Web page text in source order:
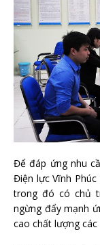
Để đáp ứng nhu
Điện lực Vĩnh
trong đó có chủ
ngừng đẩy mạnh
cao chất lượng các